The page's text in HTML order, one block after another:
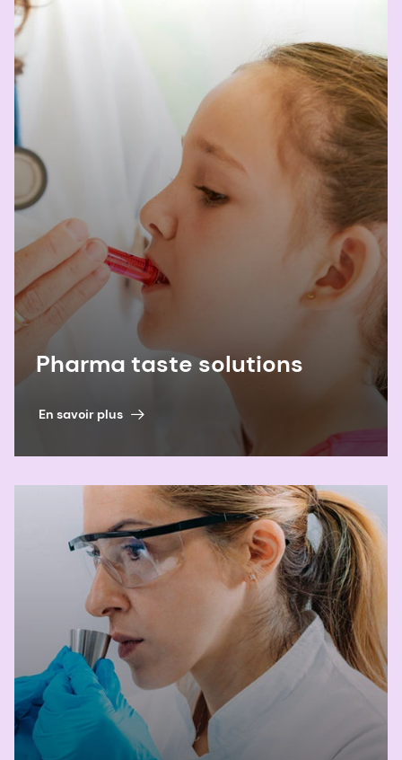
scientific-guideline
7. Wooding SP, Ramirez VA, Behrens M. Récepteurs
du goût amer : Gènes, évolution et santé.
Évolution, médecine et santé publique . 2021 ; 9(1) :
431-447.
https://doi.org/10.1093/emph/eoab031
Pharma taste solutions
En savoir plus